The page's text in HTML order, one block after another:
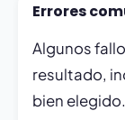
Errores
Algunos
resultado,
bien elegido.